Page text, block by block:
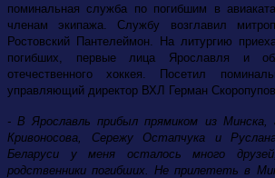
поминальная служба по погибшим в
членам экипажа. Службу возглавил
Ростовский Пантелеймон. На литургию
погибших, первые лица Ярославля и
отечественного хоккея. Посетил
управляющий директор ВХЛ Герман
- В Ярославль прибыл прямиком из Минска,
Кривоносова, Сережу Остапчука и
Беларуси у меня осталось много
родственники погибших. Не прилететь в